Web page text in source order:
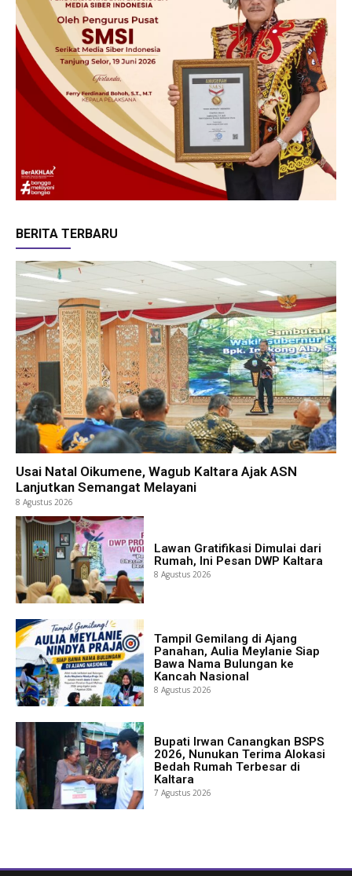
BERITA TERBARU
Usai Natal Oikumene, Wagub Kaltara Ajak ASN
Lanjutkan Semangat Melayani
8 Agustus 2026
Lawan Gratifikasi Dimulai dari
Rumah, Ini Pesan DWP Kaltara
8 Agustus 2026
Tampil Gemilang di Ajang
Panahan, Aulia Meylanie Siap
Bawa Nama Bulungan ke
Kancah Nasional
8 Agustus 2026
Bupati Irwan Canangkan BSPS
2026, Nunukan Terima Alokasi
Bedah Rumah Terbesar di
Kaltara
7 Agustus 2026